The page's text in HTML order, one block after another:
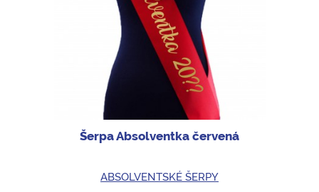
Šerpa Absolventka červená
ABSOLVENTSKÉ ŠERPY